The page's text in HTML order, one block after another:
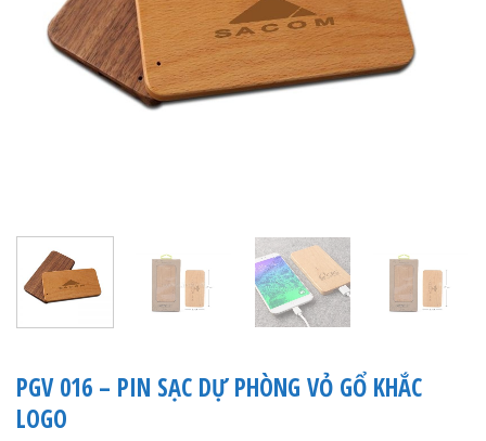
PGV 016 – PIN SẠC DỰ PHÒNG VỎ GỔ KHẮC
LOGO